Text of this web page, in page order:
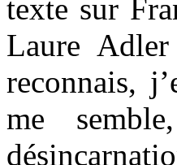
texte sur
Laure
reconnais,
me